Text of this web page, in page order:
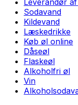
Sodavand
Kildevand
Læskedrikke
Køb øl online
Dåseøl
Flaskeøl
Alkoholfri øl
Vin